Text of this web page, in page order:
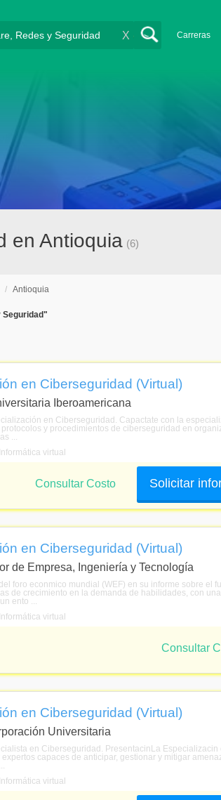
Carreras
X
en Antioquia (6)
/ Antioquia
Seguridad"
en Ciberseguridad (Virtual)
Iberoamericana
en Ciberseguridad. Capactate con la
y procedimientos de ciberseguridad en
...
virtual
Solicitar
Consultar Costo
en Ciberseguridad (Virtual)
de Empresa, Ingeniería y Tecnología
foro econmico mundial (WEF) en su informe sobre el
de crecimiento en la demanda de habilidades, con
ento ...
virtual
Consultar
en Ciberseguridad (Virtual)
Universitaria
en Ciberseguridad. PresentacinLa
capaces de anticipar, gestionar y mitigar
virtual